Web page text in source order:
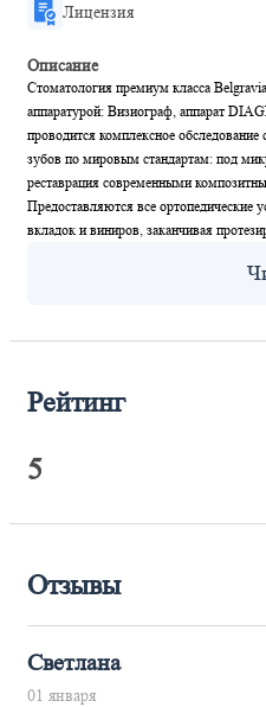
Лицензия
Описание
Стоматология премиум класса
аппаратурой: Визиограф, аппарат
проводится комплексное
зубов по мировым стандартам: под
реставрация современными
Предоставляются все ортопедические
вкладок и виниров, заканчивая
Рейтинг
5
Отзывы
Светлана
01 января